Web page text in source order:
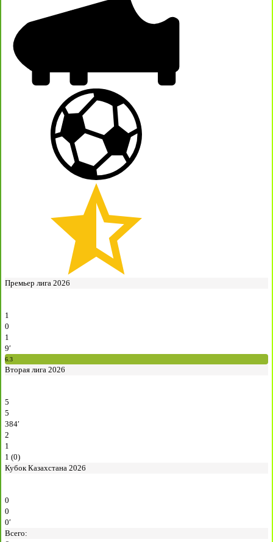
Премьер лига 2026
1
0
1
9′
6.3
Вторая лига 2026
5
5
384′
2
1
1 (0)
Кубок Казахстана 2026
0
0
0′
Всего: